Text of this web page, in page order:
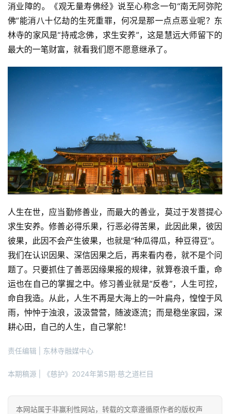
消业障的。《观无量寿佛经》说至心称念一句“南无阿弥陀
佛”能消八十亿劫的生死重罪，何况是那一点点恶业呢？东
林寺的家风是“持戒念佛，求生安养”，这是慧远大师留下的
最大的一笔财富，就看我们愿不愿意继承了。
人生在世，应当勤修善业，而最大的善业，莫过于发菩提心
求生安养。修善必得乐果，行恶必得苦果，此因此果，彼因
彼果，此因不会产生彼果，也就是“种瓜得瓜，种豆得豆”。
我们在认识因果、深信因果之后，再来看内卷，就不是个问
题了。只要抓住了善恶因缘果报的规律，就算卷浪千重，命
运也在自己的掌握之中。修习善业就是“反卷”，人生可控，
命自我造。从此，人生不再是大海上的一叶扁舟，惶惶于风
雨，忡忡于浊浪，汲汲营营，随波逐流；而是稳坐家园，深
耕心田，自己的人生，自己掌舵！
责任编辑 | 东林寺融媒中心
本期稿源 | 《慈护》2024年第5期·慈之道栏目
本网站属于非赢利性网站，转载的文章遵循原作者的版权声